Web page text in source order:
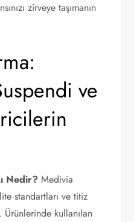
zirveye taşımanın
ve
Nedir? Medivia
standartları ve titiz
Ürünlerinde kullanılan